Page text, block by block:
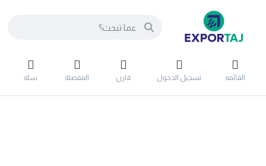
القائمه تسجيل الدخول قارن المفضلة سلة